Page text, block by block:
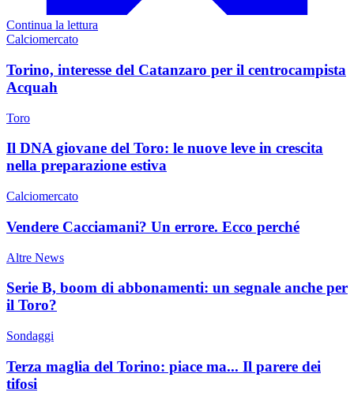
Continua la lettura
Calciomercato
Torino, interesse del Catanzaro per il centrocampista
Acquah
Toro
Il DNA giovane del Toro: le nuove leve in crescita
nella preparazione estiva
Calciomercato
Vendere Cacciamani? Un errore. Ecco perché
Altre News
Serie B, boom di abbonamenti: un segnale anche per
il Toro?
Sondaggi
Terza maglia del Torino: piace ma... Il parere dei
tifosi